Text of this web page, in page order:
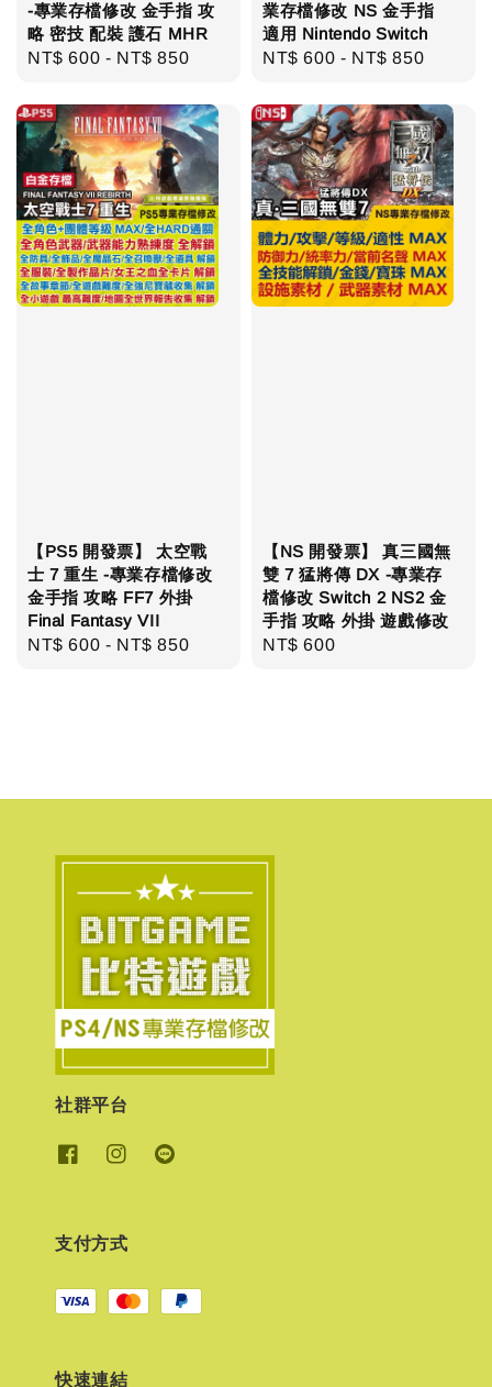
-專業存檔修改 金手指 攻
略 密技 配裝 護石 MHR
Regular
NT$ 600 - NT$ 850
業存檔修改 NS 金手指
適用 Nintendo Switch
Regular
NT$ 600 - NT$ 850
【PS5 開發票】 太空戰
士 7 重生 -專業存檔修改
金手指 攻略 FF7 外掛
Final Fantasy VII
Regular
NT$ 600 - NT$ 850
【NS 開發票】 真三國無
雙 7 猛將傳 DX -專業存
檔修改 Switch 2 NS2 金
手指 攻略 外掛 遊戲修改
Regular
NT$ 600
社群平台
支付方式
快速連結